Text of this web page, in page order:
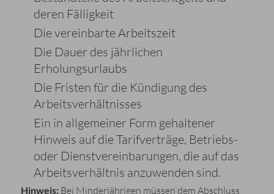
deren Fälligkeit
Die vereinbarte Arbeitszeit
Die Dauer des jährlichen
Erholungsurlaubs
Die Fristen für die Kündigung des
Arbeitsverhältnisses
Ein in allgemeiner Form gehaltener
Hinweis auf die Tarifverträge, Betriebs-
oder Dienstvereinbarungen, die auf das
Arbeitsverhältnis anzuwenden sind.
Hinweis: Bei Minderjährigen müssen dem Abschluss